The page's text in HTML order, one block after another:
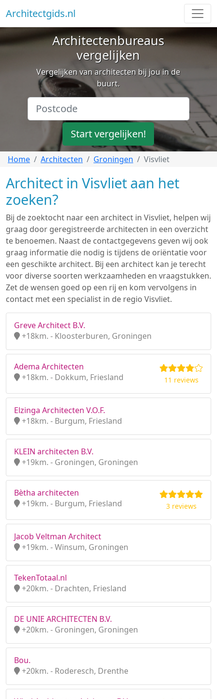
Architectgids.nl
Architectenbureaus
vergelijken
Vergelijken van architecten bij jou in de
buurt.
Start vergelijken!
Home Architecten Groningen Visvliet
Architect in Visvliet aan het
zoeken?
Bij de zoektocht naar een architect in Visvliet, helpen wij
graag door geregistreerde architecten in een overzicht
te benoemen. Naast de contactgegevens geven wij ook
graag informatie die nodig is tijdens de oriëntatie voor
een geschikte architect. Bij een architect kan je terecht
voor diverse soorten werkzaamheden en vraagstukken.
Zet de wensen goed op een rij en kom vervolgens in
contact met een specialist in de regio Visvliet.
Greve Architect B.V.
+18km. - Kloosterburen, Groningen
Adema Architecten
+18km. - Dokkum, Friesland
11 reviews
Elzinga Architecten V.O.F.
+18km. - Burgum, Friesland
KLEIN architecten B.V.
+19km. - Groningen, Groningen
Bètha architecten
+19km. - Burgum, Friesland
3 reviews
Jacob Veltman Architect
+19km. - Winsum, Groningen
TekenTotaal.nl
+20km. - Drachten, Friesland
DE UNIE ARCHITECTEN B.V.
+20km. - Groningen, Groningen
Bou.
+20km. - Roderesch, Drenthe